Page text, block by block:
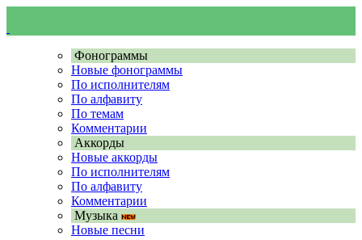
Фонограммы
Новые фонограммы
По исполнителям
По алфавиту
По темам
Комментарии
Аккорды
Новые аккорды
По исполнителям
По алфавиту
Комментарии
Музыка
Новые песни